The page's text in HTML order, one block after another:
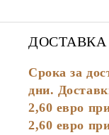
ДОСТАВКА
Срока за
дни.
2,60 евро
2,60 евро